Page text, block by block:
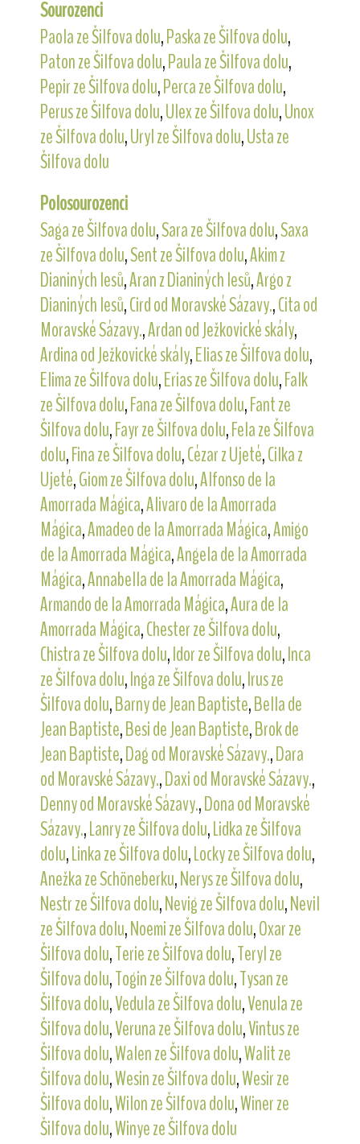
Sourozenci
Paola ze Šilfova dolu,Paska ze Šilfova dolu,
Paton ze Šilfova dolu,Paula ze Šilfova dolu,
Pepir ze Šilfova dolu,Perca ze Šilfova dolu,
Perus ze Šilfova dolu,Ulex ze Šilfova dolu,Unox
ze Šilfova dolu,Uryl ze Šilfova dolu,Usta ze
Šilfova dolu
Polosourozenci
Saga ze Šilfova dolu,Sara ze Šilfova dolu,Saxa
ze Šilfova dolu,Sent ze Šilfova dolu,Akim z
Dianiných lesů,Aran z Dianiných lesů,Argo z
Dianiných lesů,Cird od Moravské Sázavy.,Cita od
Moravské Sázavy.,Ardan od Ježkovické skály,
Ardina od Ježkovické skály,Elias ze Šilfova dolu,
Elima ze Šilfova dolu,Erias ze Šilfova dolu,Falk
ze Šilfova dolu,Fana ze Šilfova dolu,Fant ze
Šilfova dolu,Fayr ze Šilfova dolu,Fela ze Šilfova
dolu,Fina ze Šilfova dolu,Cézar z Ujeté,Cilka z
Ujeté,Giom ze Šilfova dolu,Alfonso de la
Amorrada Mágica,Alivaro de la Amorrada
Mágica,Amadeo de la Amorrada Mágica,Amigo
de la Amorrada Mágica,Angela de la Amorrada
Mágica,Annabella de la Amorrada Mágica,
Armando de la Amorrada Mágica,Aura de la
Amorrada Mágica,Chester ze Šilfova dolu,
Chistra ze Šilfova dolu,Idor ze Šilfova dolu,Inca
ze Šilfova dolu,Inga ze Šilfova dolu,Irus ze
Šilfova dolu,Barny de Jean Baptiste,Bella de
Jean Baptiste,Besi de Jean Baptiste,Brok de
Jean Baptiste,Dag od Moravské Sázavy.,Dara
od Moravské Sázavy.,Daxi od Moravské Sázavy.,
Denny od Moravské Sázavy.,Dona od Moravské
Sázavy.,Lanry ze Šilfova dolu,Lidka ze Šilfova
dolu,Linka ze Šilfova dolu,Locky ze Šilfova dolu,
Anežka ze Schöneberku,Nerys ze Šilfova dolu,
Nestr ze Šilfova dolu,Nevig ze Šilfova dolu,Nevil
ze Šilfova dolu,Noemi ze Šilfova dolu,Oxar ze
Šilfova dolu,Terie ze Šilfova dolu,Teryl ze
Šilfova dolu,Togin ze Šilfova dolu,Tysan ze
Šilfova dolu,Vedula ze Šilfova dolu,Venula ze
Šilfova dolu,Veruna ze Šilfova dolu,Vintus ze
Šilfova dolu,Walen ze Šilfova dolu,Walit ze
Šilfova dolu,Wesin ze Šilfova dolu,Wesir ze
Šilfova dolu,Wilon ze Šilfova dolu,Winer ze
Šilfova dolu,Winye ze Šilfova dolu